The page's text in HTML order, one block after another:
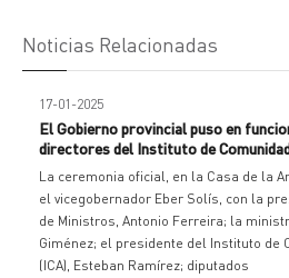
Noticias Relacionadas
17-01-2025
El Gobierno provincial puso en
directores del Instituto de
La ceremonia oficial, en la Casa de la
el vicegobernador Eber Solís, con la
de Ministros, Antonio Ferreira; la
Giménez; el presidente del Instituto de
(ICA), Esteban Ramírez; diputados